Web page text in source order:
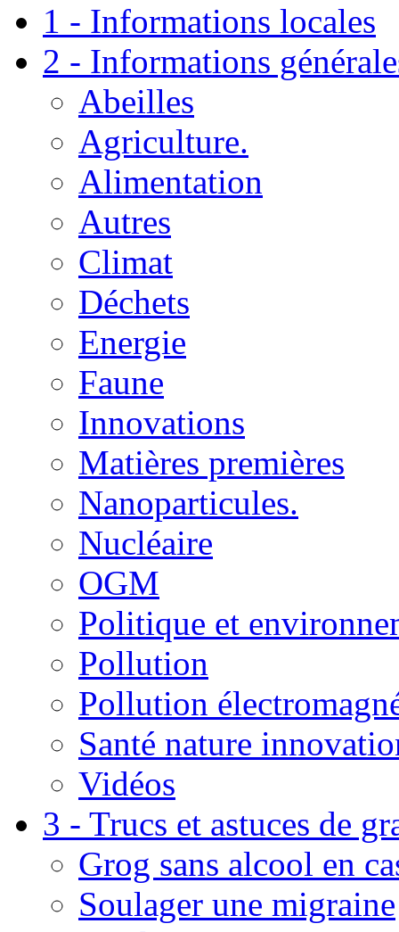
1 - Informations locales
2 - Informations
Abeilles
Agriculture.
Alimentation
Autres
Climat
Déchets
Energie
Faune
Innovations
Matières premières
Nanoparticules.
Nucléaire
OGM
Politique et
Pollution
Pollution
Santé nature
Vidéos
3 - Trucs et astuces de
Grog sans alcool en
Soulager une migraine